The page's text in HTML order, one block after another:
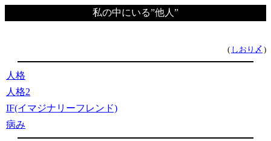
私の中にいる”他人”
( しおり〆 )
人格
人格2
IF(イマジナリーフレンド)
病み